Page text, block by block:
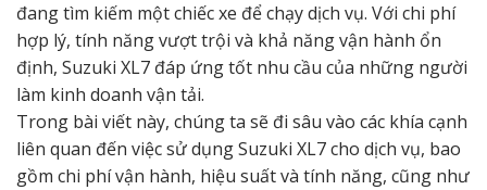
đang tìm kiếm một chiếc xe để chạy dịch vụ. Với chi phí
hợp lý, tính năng vượt trội và khả năng vận hành ổn
định, Suzuki XL7 đáp ứng tốt nhu cầu của những người
làm kinh doanh vận tải.
Trong bài viết này, chúng ta sẽ đi sâu vào các khía cạnh
liên quan đến việc sử dụng Suzuki XL7 cho dịch vụ, bao
gồm chi phí vận hành, hiệu suất và tính năng, cũng như